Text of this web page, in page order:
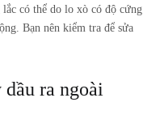
có thể do lo xò có độ cứng
Bạn nên kiểm tra để sửa
ra ngoài